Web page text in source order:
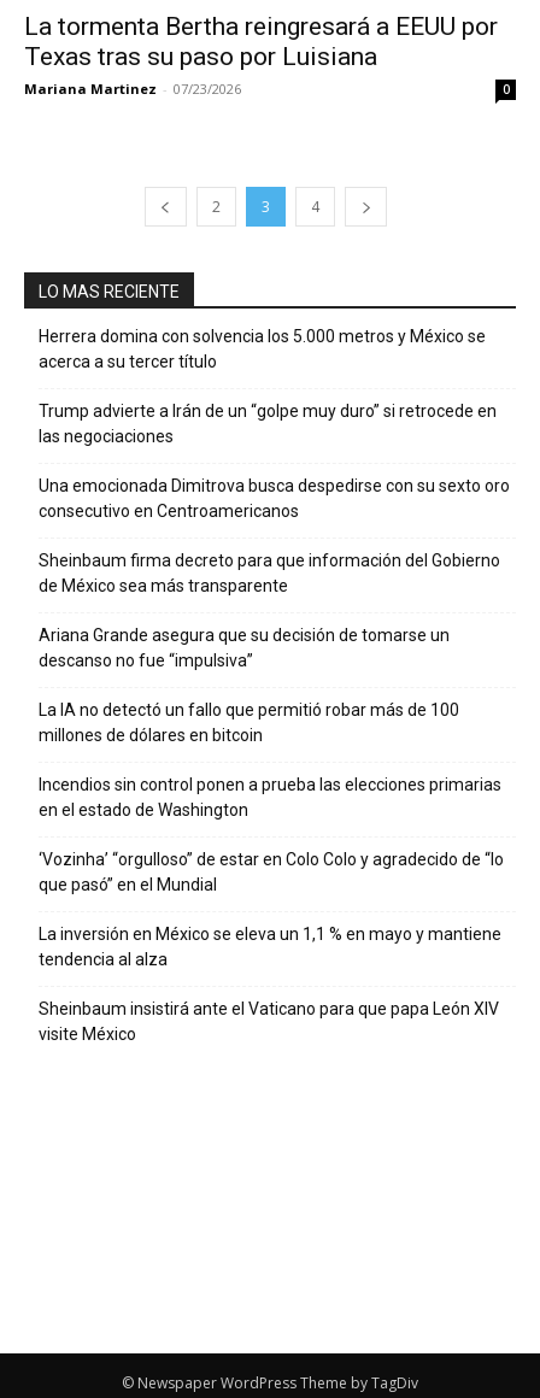
La tormenta Bertha reingresará a EEUU por
Texas tras su paso por Luisiana
Mariana Martinez - 07/23/2026 0
2 3 4
LO MAS RECIENTE
Herrera domina con solvencia los 5.000 metros y México se
acerca a su tercer título
Trump advierte a Irán de un “golpe muy duro” si retrocede en
las negociaciones
Una emocionada Dimitrova busca despedirse con su sexto oro
consecutivo en Centroamericanos
Sheinbaum firma decreto para que información del Gobierno
de México sea más transparente
Ariana Grande asegura que su decisión de tomarse un
descanso no fue “impulsiva”
La IA no detectó un fallo que permitió robar más de 100
millones de dólares en bitcoin
Incendios sin control ponen a prueba las elecciones primarias
en el estado de Washington
‘Vozinha’ “orgulloso” de estar en Colo Colo y agradecido de “lo
que pasó” en el Mundial
La inversión en México se eleva un 1,1 % en mayo y mantiene
tendencia al alza
Sheinbaum insistirá ante el Vaticano para que papa León XIV
visite México
© Newspaper WordPress Theme by TagDiv